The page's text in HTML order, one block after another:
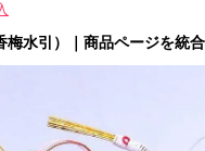
梅水引）｜商品ページを統